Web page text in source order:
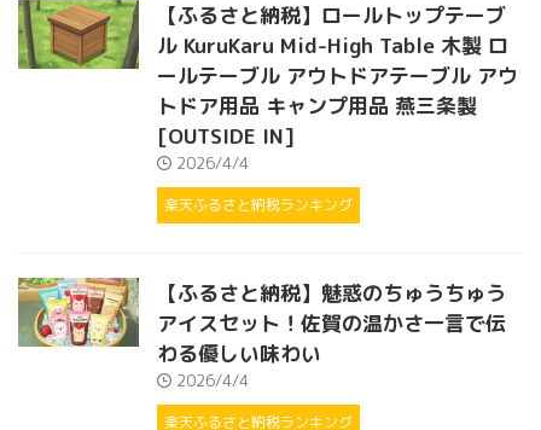
【ふるさと納税】ロールトップテーブ
ル KuruKaru Mid-High Table 木製 ロ
ールテーブル アウトドアテーブル アウ
トドア用品 キャンプ用品 燕三条製
[OUTSIDE IN]
2026/4/4
楽天ふるさと納税ランキング
【ふるさと納税】魅惑のちゅうちゅう
アイスセット！佐賀の温かさ一言で伝
わる優しい味わい
2026/4/4
楽天ふるさと納税ランキング